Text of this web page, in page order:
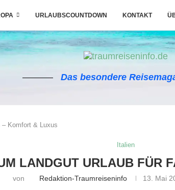
URLAUBSCOUNTDOWN KONTAKT
Das besondere
– Komfort & Luxus
Italien
LANDGUT URLAUB FÜR
von Redaktion-Traumreiseninfo 13. Mai